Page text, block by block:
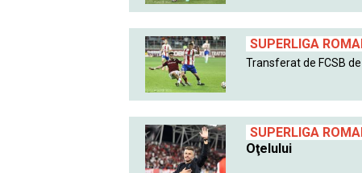
SUPERLIGA
Transferat de FCSB de
SUPERLIGA
Oţelului